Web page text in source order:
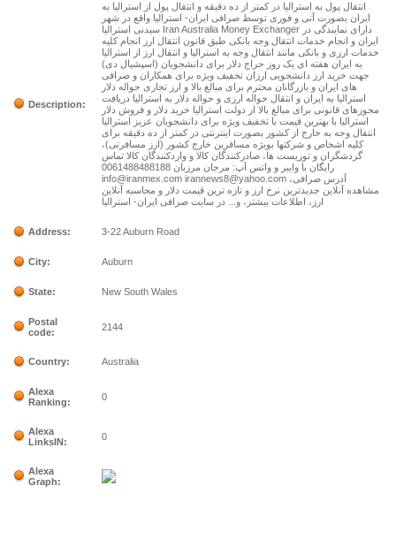
Description:
انتقال پول به استرالیا در کمتر از ده دقیقه و انتقال پول از استرالیا به
ایران بصورت آنی و فوری توسط صرافی ایران- استرالیا واقع در شهر
سیدنی استرالیا Iran Australia Money Exchanger دارای نمایندگی در
ایران و انجام خدمات انتقال وجه بانکی طبق قانون انتقال ارز انجام کلیه
خدمات ارزی و بانکی مانند انتقال وجه به استرالیا و انتقال ارز از استرالیا
به ایران هفته ای یک روز حراج دلار برای دانشجویان (اسپشیال دی)
جهت خرید ارز دانشجویی ارزان تخفیف ویژه برای همکاران و صرافی
های ایران و بازرگانان محترم برای مبالغ بالا و ارز تجاری حواله دلار
استرالیا به ایران و انتقال حواله ارزی و حواله دلار به استرالیا دریافت
مجوزهای قانونی برای مبالغ بالا از دولت استرالیا خرید دلار و فروش دلار
استرالیا با بهترین قیمت با تخفیف ویژه برای دانشجویان عزیز استرالیا
انتقال وجه به خارج از کشور بصورت اینترنتی در کمتر از ده دقیقه برای
کلیه اشخاص و شرکتها بویژه مسافرین خارج کشور (ارز مسافرتی)،
گردشگران و توریست ها، صادرکنندگان کالا و واردکنندگان کالا تماس
رایگان با وایبر و واتس آپ: مرجان مرزبان 0061488488188
info@iranmex.com irannews8@yahoo.com آدرس صرافی،
مشاهده آنلاین جدیدترین نرخ ارز و تازه ترین قیمت دلار و محاسبه آنلاین
ارز، اطلاعات بیشتر، و... در سایت صرافی ایران- استرالیا
Address: 3-22 Auburn Road
City: Auburn
State: New South Wales
Postal
code:
2144
Country: Australia
Alexa
Ranking:
0
Alexa
LinksIN:
0
Alexa
Graph: